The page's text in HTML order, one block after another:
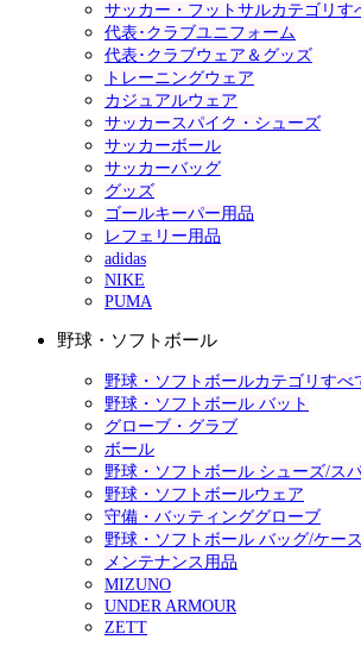
サッカー・フットサルカテゴリす
代表･クラブユニフォーム
代表･クラブウェア＆グッズ
トレーニングウェア
カジュアルウェア
サッカースパイク・シューズ
サッカーボール
サッカーバッグ
グッズ
ゴールキーパー用品
レフェリー用品
adidas
NIKE
PUMA
野球・ソフトボール
野球・ソフトボールカテゴリすべ
野球・ソフトボール バット
グローブ・グラブ
ボール
野球・ソフトボール シューズ/ス
野球・ソフトボールウェア
守備・バッティンググローブ
野球・ソフトボール バッグ/ケース
メンテナンス用品
MIZUNO
UNDER ARMOUR
ZETT